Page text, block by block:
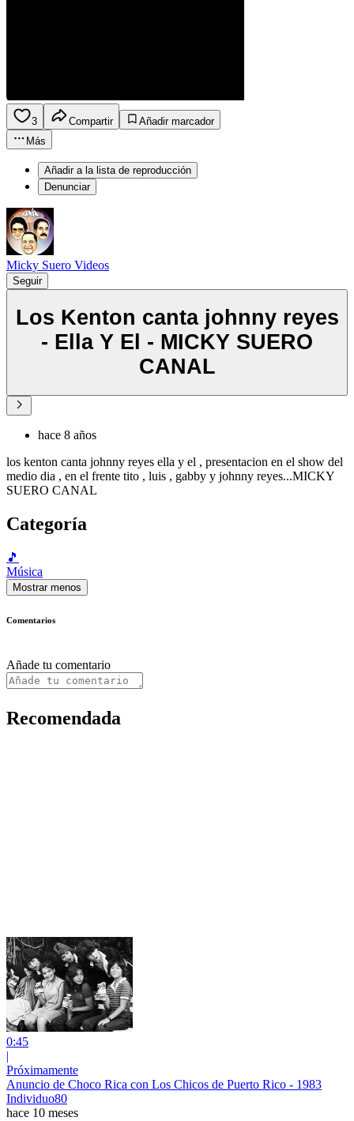
3 Compartir
Añadir marcador
Más
Añadir a la lista de reproducción
Denunciar
Micky Suero Videos
Seguir
Los Kenton canta johnny reyes
- Ella Y El - MICKY SUERO
CANAL
hace 8 años
los kenton canta johnny reyes ella y el , presentacion en el show del
medio dia , en el frente tito , luis , gabby y johnny reyes...MICKY
SUERO CANAL
Categoría
🎵
Música
Mostrar menos
Comentarios
Añade tu comentario
Recomendada
0:45
|
Próximamente
Anuncio de Choco Rica con Los Chicos de Puerto Rico - 1983
Individuo80
hace 10 meses